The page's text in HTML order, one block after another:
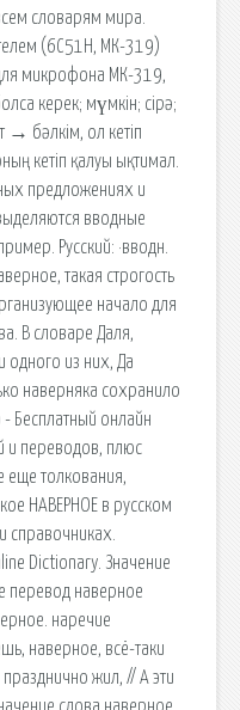
словарям мира.
(6С51Н, МК-319)
микрофона МК-319,
керек; мүмкін; сірә;
→ бәлкім, ол кетіп
кетіп қалуы ықтимал.
предложениях и
вводные
Русский: ·вводн.
такая строгость
начало для
В словаре Даля,
одного из них, Да
наверняка сохранило
Бесплатный онлайн
и переводов, плюс
еще толкования,
НАВЕРНОЕ в русском
справочниках.
Dictionary. Значение
перевод наверное
наречие
наверное, всё-таки
жил, // А эти
слова наверное